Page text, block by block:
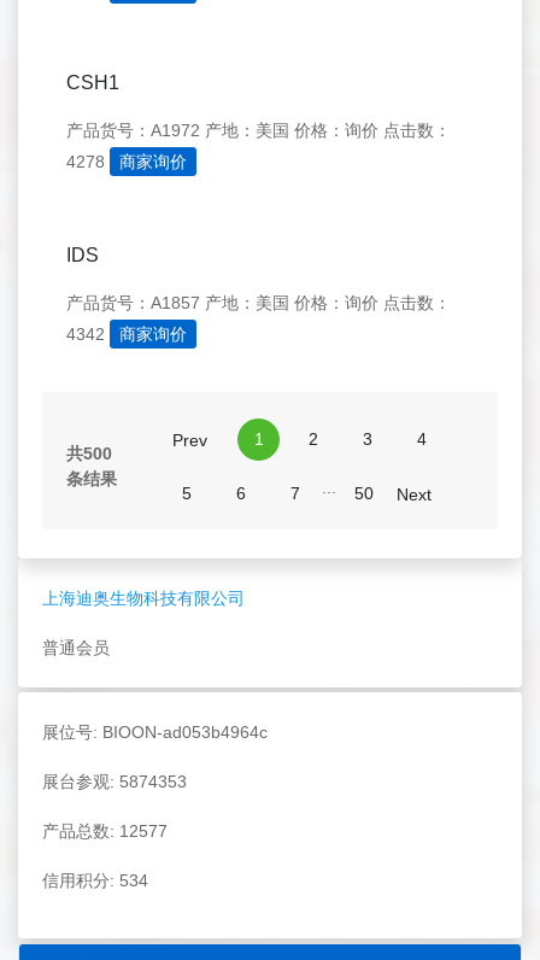
上海迪奥生物科技有限公司
普通会员
展位号: BIOON-ad053b4964c
展台参观: 5874353
产品总数: 12577
信用积分: 534
CSH1
产品货号：A1972 产地：美国 价格：询价 点击数：
4278
商家询价
IDS
产品货号：A1857 产地：美国 价格：询价 点击数：
4342
商家询价
共500
条结果
Prev 1 2 3 4
5 6 7 50 Next